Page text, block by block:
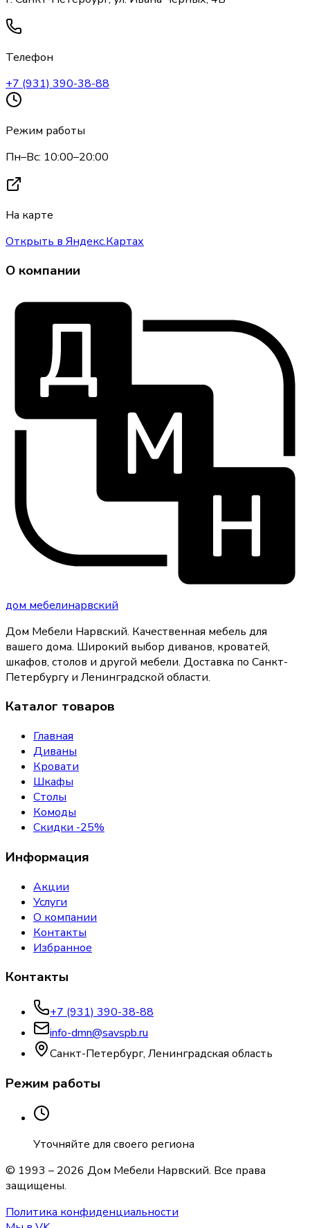
Телефон
+7 (931) 390-38-88
Режим работы
Пн–Вс: 10:00–20:00
На карте
Открыть в Яндекс.Картах
О компании
дом мебелинарвский
Дом Мебели Нарвский. Качественная мебель для
вашего дома. Широкий выбор диванов, кроватей,
шкафов, столов и другой мебели. Доставка по Санкт-
Петербургу и Ленинградской области.
Каталог товаров
Главная
Диваны
Кровати
Шкафы
Столы
Комоды
Скидки -25%
Информация
Акции
Услуги
О компании
Контакты
Избранное
Контакты
+7 (931) 390-38-88
info-dmn@savspb.ru
Санкт-Петербург, Ленинградская область
Режим работы
Уточняйте для своего региона
© 1993 – 2026 Дом Мебели Нарвский. Все права
защищены.
Политика конфиденциальности